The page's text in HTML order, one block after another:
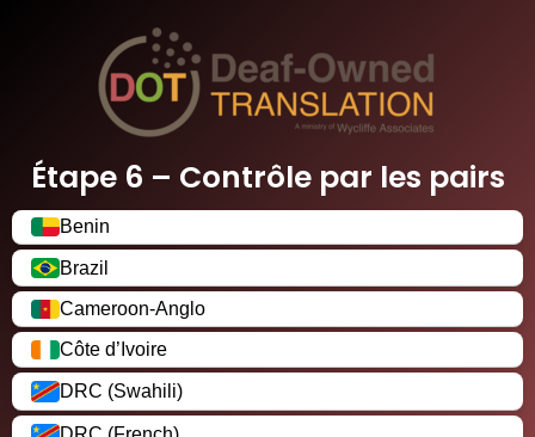
Étape 6 – Contrôle par les pairs
Benin
Brazil
Cameroon-Anglo
Côte d’Ivoire
DRC (Swahili)